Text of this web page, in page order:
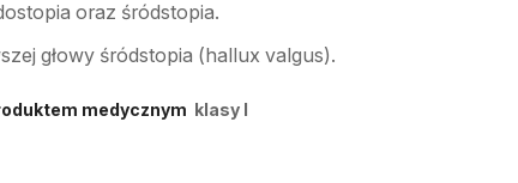
oraz śródstopia.
głowy śródstopia (hallux valgus).
medycznym klasy I